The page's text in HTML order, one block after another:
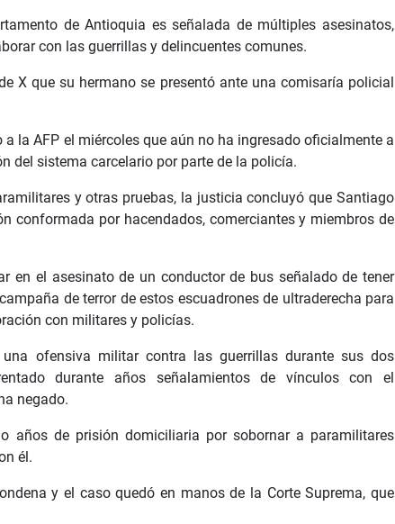
de Antioquia es señalada de múltiples asesinatos,
con las guerrillas y delincuentes comunes.
X que su hermano se presentó ante una comisaría policial
la AFP el miércoles que aún no ha ingresado oficialmente a
del sistema carcelario por parte de la policía.
y otras pruebas, la justicia concluyó que Santiago
conformada por hacendados, comerciantes y miembros de
en el asesinato de un conductor de bus señalado de tener
de terror de estos escuadrones de ultraderecha para
con militares y policías.
una ofensiva militar contra las guerrillas durante sus dos
durante años señalamientos de vínculos con el
negado.
años de prisión domiciliaria por sobornar a paramilitares
él.
y el caso quedó en manos de la Corte Suprema, que